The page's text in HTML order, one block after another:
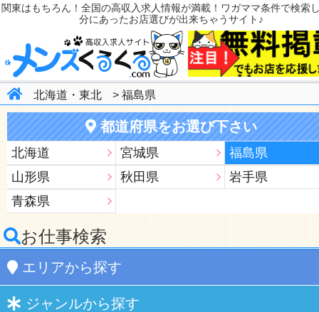
関東はもちろん！全国の高収入求人情報が満載！ワガママ条件で検索
分にあったお店選びが出来ちゃうサイト♪
北海道・東北 > 福島県
都道府県をお選び下さい
北海道 宮城県
福島県
山形県
秋田県
岩手県
青森県
お仕事検索
エリアから探す
ジャンルから探す